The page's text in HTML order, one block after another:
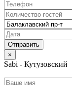
×
Sabi - Кутузовский